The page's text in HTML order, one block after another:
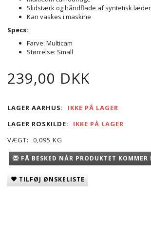
Slidstærk og håndflade af syntetisk læder
Kan vaskes i maskine
Specs:
Farve: Multicam
Størrelse: Small
239,00 DKK
LAGER AARHUS:
IKKE PÅ LAGER
LAGER ROSKILDE:
IKKE PÅ LAGER
VÆGT:
0,095 KG
FÅ BESKED NÅR PRODUKTET KOMMER
TILFØJ ØNSKELISTE